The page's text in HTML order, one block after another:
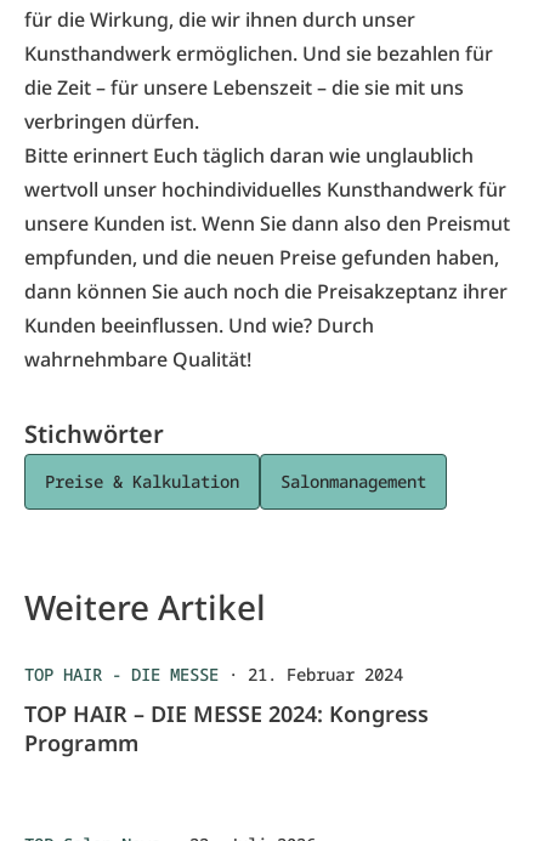
für die Wirkung, die wir ihnen durch unser
Kunsthandwerk ermöglichen. Und sie bezahlen für
die Zeit – für unsere Lebenszeit – die sie mit uns
verbringen dürfen.
Bitte erinnert Euch täglich daran wie unglaublich
wertvoll unser hochindividuelles Kunsthandwerk für
unsere Kunden ist. Wenn Sie dann also den Preismut
empfunden, und die neuen Preise gefunden haben,
dann können Sie auch noch die Preisakzeptanz ihrer
Kunden beeinflussen. Und wie? Durch
wahrnehmbare Qualität!
Stichwörter
Preise & Kalkulation Salonmanagement
Weitere Artikel
TOP HAIR - DIE MESSE · 21. Februar 2024
TOP HAIR – DIE MESSE 2024: Kongress
Programm